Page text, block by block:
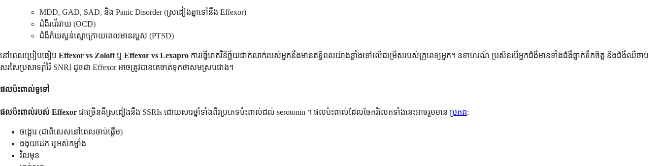
MDD, GAD, SAD, និង Panic Disorder (ស្រដៀងគ្នាទៅនឹង Effexor)
ជំងឺរវើរវាយ (OCD)
ជំងឺភ័យស្លន់ស្លោក្រោយពេលមានរបួស (PTSD)
នៅពេលប្រៀបធៀប Effexor vs Zoloft ឬ Effexor vs Lexapro ការធ្វើរោគវិនិច្ឆ័យជាក់លាក់របស់អ្នកនឹងមានឥទ្ធិពលយ៉ាងខ្លាំងទៅលើជម្រើសរបស់គ្រូពេទ្យអ្នក។ ឧទាហរណ៍ ប្រសិនបើអ្នកជំងឺមានទាំងជំងឺធ្លាក់ទឹកចិត្ត និងជំងឺឈឺចាប់
សរសៃប្រសាទរ៉ាំរ៉ៃ SNRI ដូចជា Effexor អាចត្រូវបានគេចាត់ទុកថាសមស្របជាង។
ផលប៉ះពាល់ទូទៅ
ផលប៉ះពាល់របស់ Effexor ជាច្រើនគឺស្រដៀងនឹង SSRIs ដោយសារថ្នាំទាំងពីរប្រភេទប៉ះពាល់ដល់ serotonin ។ ផលប៉ះពាល់ដែលចែករំលែកទាំងនេះអាចរួមមាន ប្រភព:
ចង្អោរ (ជាពិសេសនៅពេលចាប់ផ្តើម)
ងងុយដេក ឬអស់កម្លាំង
វិលមុខ